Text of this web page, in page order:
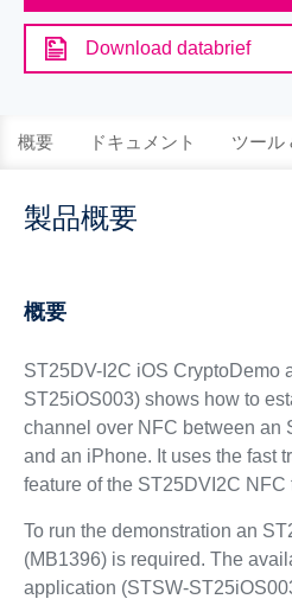
Download databrief
概要 ドキュメント ツール
製品概要
概要
ST25DV-I2C iOS CryptoDemo
ST25iOS003) shows how to
channel over NFC between an
and an iPhone. It uses the fast
feature of the ST25DVI2C NFC
To run the demonstration an
(MB1396) is required. The
application (STSW-